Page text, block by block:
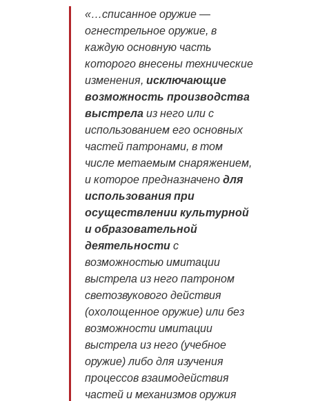
«…списанное оружие —
огнестрельное оружие, в
каждую основную часть
которого внесены технические
изменения, исключающие
возможность производства
выстрела из него или с
использованием его основных
частей патронами, в том
числе метаемым снаряжением,
и которое предназначено для
использования при
осуществлении культурной
и образовательной
деятельности с
возможностью имитации
выстрела из него патроном
светозвукового действия
(охолощенное оружие) или без
возможности имитации
выстрела из него (учебное
оружие) либо для изучения
процессов взаимодействия
частей и механизмов оружия